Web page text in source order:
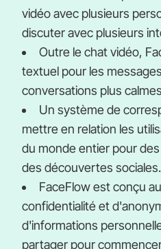
vidéo avec plusieurs
discuter avec plusieurs
Outre le chat vidéo,
textuel pour les
conversations plus
Un système de
mettre en relation les
du monde entier pour
des découvertes sociales.
FaceFlow est conçu
confidentialité et
d'informations
partager pour